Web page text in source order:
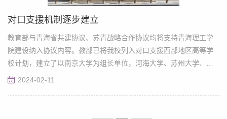
对口支援机制逐步建立
教育部与青海省共建协议、苏青战略合作协议均将支持青海理工学
院建设纳入协议内容。教部已将我校列入对口支援西部地区高等学
校计划，建立了以南京大学为组长单位，河海大学、苏州大学、南
京信息工程大学为成员单位的“组团式”对口支援工作机制，构建
2024-02-11